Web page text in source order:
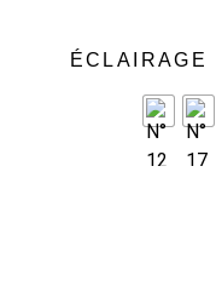
ÉCLAIRAGE